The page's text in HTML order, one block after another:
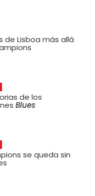
de Lisboa más allá
de los
Blues
se queda sin